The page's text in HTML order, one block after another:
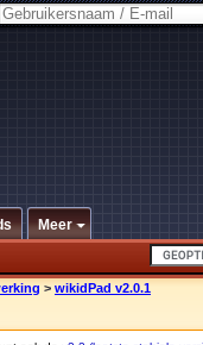
Meer
> wikidPad v2.0.1